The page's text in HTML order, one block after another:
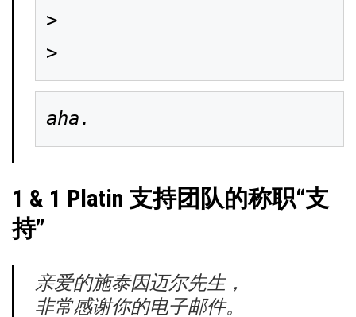
>
>
aha.
1 & 1 Platin 支持团队的称职“支
持”
亲爱的施泰因迈尔先生，
非常感谢你的电子邮件。